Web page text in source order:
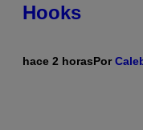
Hooks
hace 2 horasPor